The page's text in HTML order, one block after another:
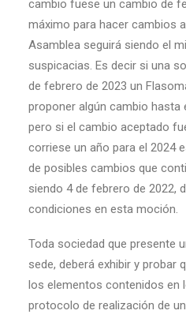
cambio fuese un cambio de
máximo para hacer cambios
Asamblea seguirá siendo el
suspicacias. Es decir si una
de febrero de 2023 un
proponer algún cambio hasta
pero si el cambio aceptado
corriese un año para el 2024
de posibles cambios que
siendo 4 de febrero de 2022,
condiciones en esta moción.
Toda sociedad que presente
sede, deberá exhibir y probar
los elementos contenidos en
protocolo de realización de